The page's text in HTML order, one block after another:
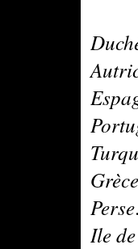
Grèce
Perse
Ile